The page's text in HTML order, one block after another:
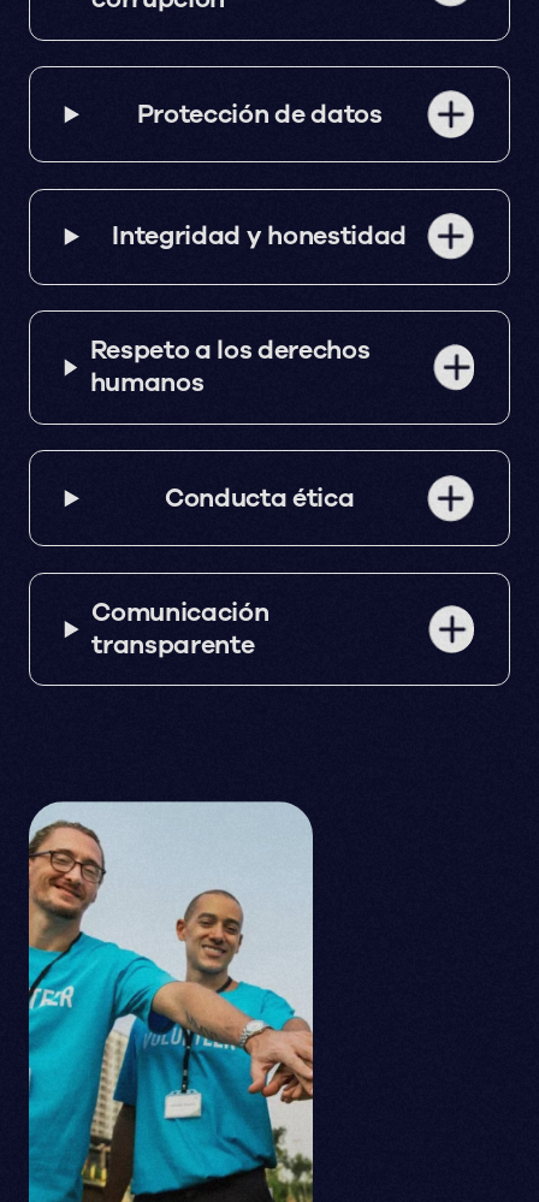
Protección de datos
Integridad y honestidad
Respeto a los derechos
humanos
Conducta ética
Comunicación
transparente